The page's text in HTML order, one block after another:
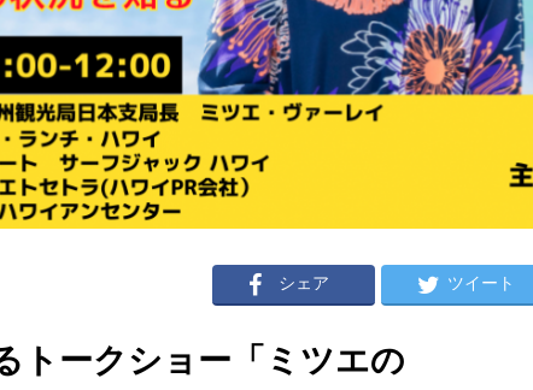
シェア ツイート
トークショー「ミツエの